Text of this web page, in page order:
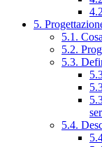
5.
5.1.
5.2.
5.3.
5.4.